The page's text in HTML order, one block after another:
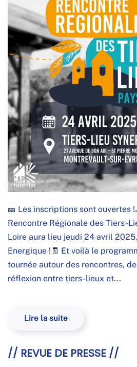
🎫 Les inscriptions sont ouvertes
Rencontre Régionale des Tiers-
Loire aura lieu jeudi 24 avril
Energique !🧾 Et voilà le
tournée autour des rencontres,
réflexion entre tiers-lieux et...
Lire la suite
// REVUE DE PRESSE //